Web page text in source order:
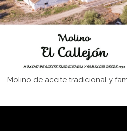
Juntar las letras. La alfabetización
campo: del afán de saber a la
Historia y vivencias del poblado de
Molino de aceite tradicional y